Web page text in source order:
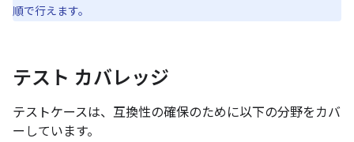
順で行えます。
テスト カバレッジ
テストケースは、互換性の確保のために以下の分野をカバ
ーしています。